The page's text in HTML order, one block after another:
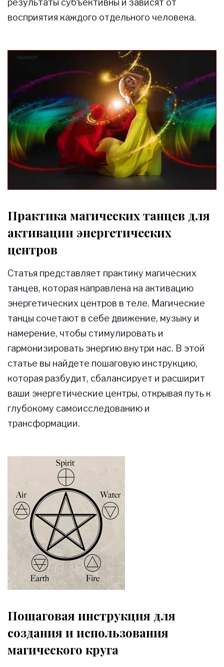
восприятия каждого отдельного человека.
Практика магических танцев для
активации энергетических
центров
Статья представляет практику магических
танцев, которая направлена на активацию
энергетических центров в теле. Магические
танцы сочетают в себе движение, музыку и
намерение, чтобы стимулировать и
гармонизировать энергию внутри нас. В этой
статье вы найдете пошаговую инструкцию,
которая разбудит, сбалансирует и расширит
ваши энергетические центры, открывая путь к
глубокому самоисследованию и
трансформации.
Пошаговая инструкция для
создания и использования
магического круга